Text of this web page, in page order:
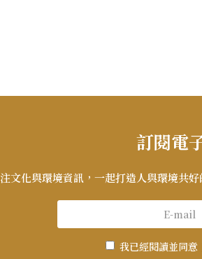
訂閱電
文化與環境資訊，一起打造人與環境共
我已經閱讀並同意